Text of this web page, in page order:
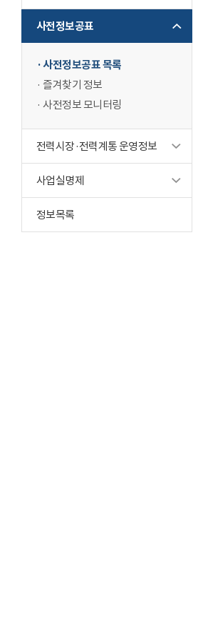
사전정보공표
사전정보공표 목록
즐겨찾기 정보
사전정보 모니터링
전력시장·전력계통 운영정보
사업실명제
정보목록